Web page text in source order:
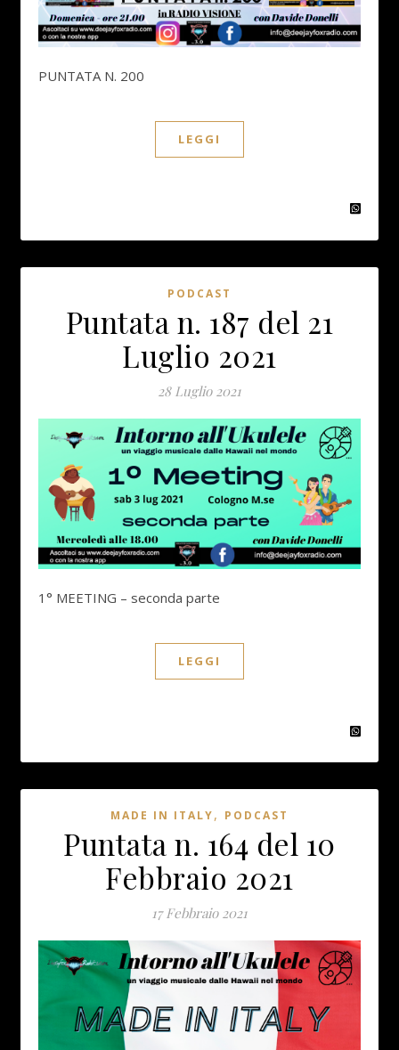
PUNTATA N. 200
LEGGI
PODCAST
Puntata n. 187 del 21
Luglio 2021
28 Luglio 2021
1° MEETING – seconda parte
LEGGI
MADE IN ITALY, PODCAST
Puntata n. 164 del 10
Febbraio 2021
17 Febbraio 2021